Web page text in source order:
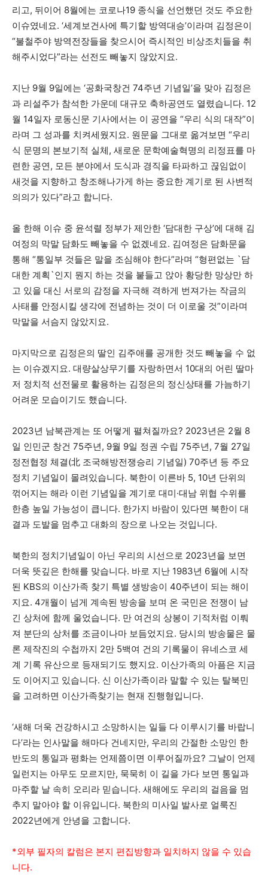
리고, 뒤이어 8월에는 코로나19 종식을 선언했던 것도 주요한
이슈였네요. ‘세계보건사에 특기할 방역대승’이라며 김정은이
“불철주야 방역전장들을 찾으시어 즉시적인 비상조치들을 취
해주시었다”라는 선전도 빼놓지 않았지요.
지난 9월 9일에는 ‘공화국창건 74주년 기념일’을 맞아 김정은
과 리설주가 참석한 가운데 대규모 축하공연도 열렸습니다. 12
월 14일자 로동신문 기사에서는 이 공연을 “우리 식의 대작”이
라며 그 성과를 치켜세웠지요. 원문을 그대로 옮겨보면 “우리
식 문명의 본보기적 실체, 새로운 문학예술혁명의 리정표를 마
련한 공연, 모든 분야에서 도식과 경직을 타파하고 끊임없이
새것을 지향하고 창조해나가게 하는 중요한 계기로 된 사변적
의의가 있다”라고 합니다.
올 한해 이슈 중 윤석렬 정부가 제안한 ‘담대한 구상’에 대해 김
여정의 막말 담화도 빼놓을 수 없겠네요. 김여정은 담화문을
통해 “통일부 것들은 말을 조심해야 한다”라며 “형편없는 `담
대한 계획`인지 뭔지 하는 것을 붙들고 앉아 황당한 망상만 하
고 있을 대신 서로의 감정을 자극해 격하게 번져가는 작금의
사태를 안정시킬 생각에 전념하는 것이 더 이로울 것”이라며
막말을 서슴지 않았지요.
마지막으로 김정은의 딸인 김주애를 공개한 것도 빼놓을 수 없
는 이슈겠지요. 대량살상무기를 자랑하면서 10대의 어린 딸마
저 정치적 선전물로 활용하는 김정은의 정신상태를 가늠하기
어려운 모습이기도 했습니다.
2023년 남북관계는 또 어떻게 펼쳐질까요? 2023년은 2월 8
일 인민군 창건 75주년, 9월 9일 정권 수립 75주년, 7월 27일
정전협정 체결(北 조국해방전쟁승리 기념일) 70주년 등 주요
정치 기념일이 몰려있습니다. 북한이 이른바 5, 10년 단위의
꺾어지는 해라 이런 기념일을 계기로 대미·대남 위협 수위를
한층 높일 가능성이 큽니다. 한가지 바람이 있다면 북한이 대
결과 도발을 멈추고 대화의 장으로 나오는 것입니다.
북한의 정치기념일이 아닌 우리의 시선으로 2023년을 보면
더욱 뜻깊은 한해를 맞습니다. 바로 지난 1983년 6월에 시작
된 KBS의 이산가족 찾기 특별 생방송이 40주년이 되는 해이
지요. 4개월이 넘게 계속된 방송을 보며 온 국민은 전쟁이 남
긴 상처에 함께 울었습니다. 만 여건의 상봉이 기적처럼 이뤄
져 분단의 상처를 조금이나마 보듬었지요. 당시의 방송물은 물
론 제작진의 수첩까지 2만 5백여 건의 기록물이 유네스코 세
계 기록 유산으로 등재되기도 했지요. 이산가족의 아픔은 지금
도 이어지고 있습니다. 신 이산가족이라 말할 수 있는 탈북민
을 고려하면 이산가족찾기는 현재 진행형입니다.
‘새해 더욱 건강하시고 소망하시는 일들 다 이루시기를 바랍니
다’라는 인사말을 해마다 건네지만, 우리의 간절한 소망인 한
반도의 통일과 평화는 언제쯤이면 이루어질까요? 그날이 언제
일런지는 아무도 모르지만, 묵묵히 이 길을 가다 보면 통일과
마주할 날 속히 오리라 믿습니다. 새해에도 우리의 걸음을 멈
추지 말아야 할 이유입니다. 북한의 미사일 발사로 얼룩진
2022년에게 안녕을 고합니다.
*외부 필자의 칼럼은 본지 편집방향과 일치하지 않을 수 있습
니다.